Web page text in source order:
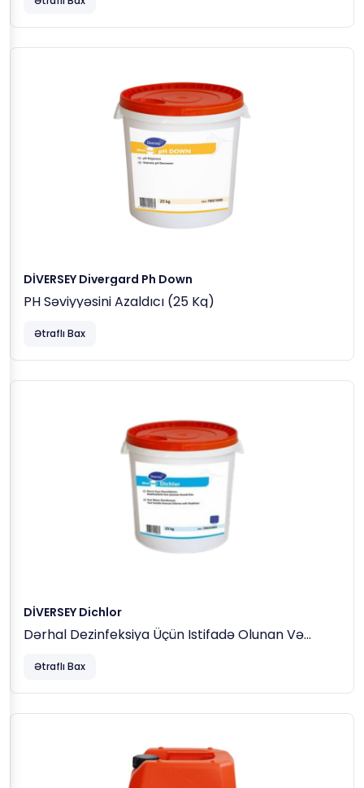
DİVERSEY Divergard Ph Down
PH Səviyyəsini Azaldıcı (25 Kq)
Ətraflı Bax
DİVERSEY Dichlor
Dərhal Dezinfeksiya Üçün Istifadə Olunan Və
Kq)
Ətraflı Bax